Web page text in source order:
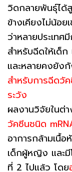
วิดกลายพันธุ์ได้
ข้างเคียงไม่น้อ
ว่าหลายประเทศ
สำหรับฉีดให้เด็ก
และหลายคงยัง
สำหรับการฉีดวั
ระวัง
ผลงานวิจัยในต่า
วัคซีนชนิด
อาการกล้ามเนื้
เด็กผู้หญิง และมี
ที่ 2 ไปแล้ว โดย